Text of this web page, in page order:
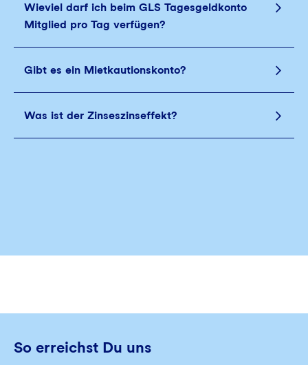
Wieviel darf ich beim GLS Tagesgeldkonto
Mitglied pro Tag verfügen?
Gibt es ein Mietkautionskonto?
Was ist der Zinseszinseffekt?
So erreichst Du uns